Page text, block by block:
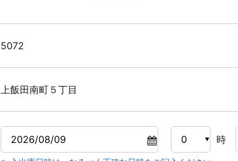
5072
上飯田南町５丁目
時